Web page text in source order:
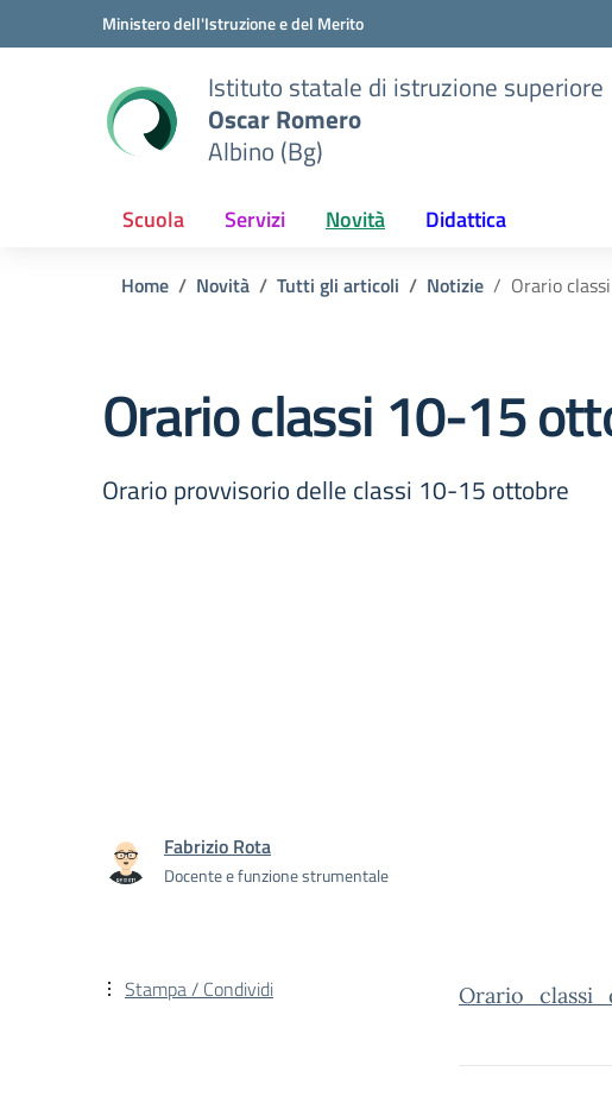
Vai ai contenuti
Vai al menu di navigazioneMinistero dell'Istruzione e del Merito
Istituto statale di istruzione superiore
Oscar Romero
Albino (Bg)
Scuola Servizi Novità Didattica
Home Novità Tutti gli articoli Notizie Orario
Orario classi 10-15
Orario provvisorio delle classi 10-15 ottobre
Fabrizio Rota
Docente e funzione strumentale
Stampa / Condividi